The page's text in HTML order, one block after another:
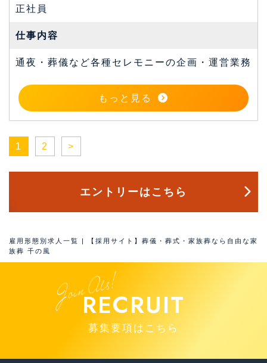
正社員
仕事内容
通夜・葬儀など各種セレモニーの企画・運営業務
もっと見る
1 2 >
エントリーはこちら
雇用形態別求人一覧 | 【採用サイト】葬儀・葬式・家族葬なら自由な家
族葬 千の風
RECRUIT
募集要項はこちら